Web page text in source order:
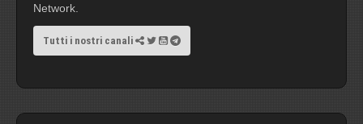
Network.
Tutti i nostri canali